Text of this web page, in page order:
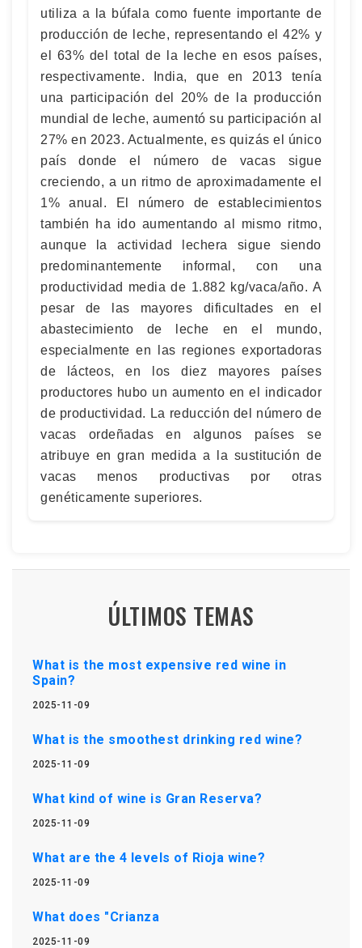
utiliza a la búfala como fuente importante de
producción de leche, representando el 42% y
el 63% del total de la leche en esos países,
respectivamente. India, que en 2013 tenía
una participación del 20% de la producción
mundial de leche, aumentó su participación al
27% en 2023. Actualmente, es quizás el único
país donde el número de vacas sigue
creciendo, a un ritmo de aproximadamente el
1% anual. El número de establecimientos
también ha ido aumentando al mismo ritmo,
aunque la actividad lechera sigue siendo
predominantemente informal, con una
productividad media de 1.882 kg/vaca/año. A
pesar de las mayores dificultades en el
abastecimiento de leche en el mundo,
especialmente en las regiones exportadoras
de lácteos, en los diez mayores países
productores hubo un aumento en el indicador
de productividad. La reducción del número de
vacas ordeñadas en algunos países se
atribuye en gran medida a la sustitución de
vacas menos productivas por otras
genéticamente superiores.
ÚLTIMOS TEMAS
What is the most expensive red wine in
Spain?
2025-11-09
What is the smoothest drinking red wine?
2025-11-09
What kind of wine is Gran Reserva?
2025-11-09
What are the 4 levels of Rioja wine?
2025-11-09
What does "Crianza
2025-11-09